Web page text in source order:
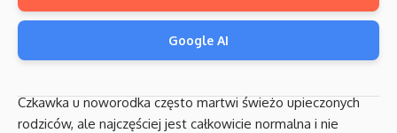
Google AI
Czkawka u noworodka często martwi świeżo upieczonych
rodziców, ale najczęściej jest całkowicie normalna i nie